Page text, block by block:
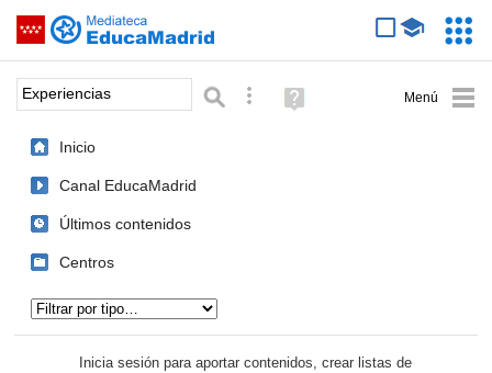
Saltar navegación
Palabra o frase: Búsqueda avanzada
Ayuda
(en
Inicio
Canal EducaMadrid
Últimos contenidos
Centros
Inicia sesión para aportar contenidos, crear listas de